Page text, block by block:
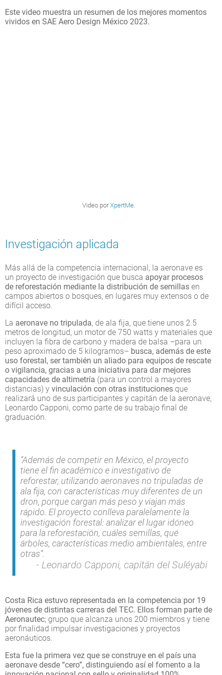
Este video muestra un resumen de los mejores momentos
vividos en SAE Aero Design México 2023.
Video porXpertMe.
Investigación aplicada
Más allá de la competencia internacional, la aeronave es
un proyecto de investigación que busca apoyar procesos
de reforestación mediante la distribución de semillas en
campos abiertos o bosques, en lugares muy extensos o de
difícil acceso.
La aeronave no tripulada, de ala fija, que tiene unos 2.5
metros de longitud, un motor de 750 watts y materiales que
incluyen la fibra de carbono y madera de balsa –para un
peso aproximado de 5 kilogramos– busca, además de este
uso forestal, ser también un aliado para equipos de rescate
o vigilancia, gracias a una iniciativa para dar mejores
capacidades de altimetría (para un control a mayores
distancias) y vinculación con otras instituciones que
realizará uno de sus participantes y capitán de la aeronave,
Leonardo Capponi, como parte de su trabajo final de
graduación.
“Además de competir en México, el proyecto
tiene el fin académico e investigativo de
reforestar, utilizando aeronaves no tripuladas de
ala fija, con características muy diferentes de un
dron, porque cargan más peso y viajan más
rápido. El proyecto conlleva paralelamente la
investigación forestal: analizar el lugar idóneo
para la reforestación, cuáles semillas, qué
árboles, características medio ambientales, entre
otras”.
Leonardo Capponi, capitán del Suléyabi
Costa Rica estuvo representada en la competencia por 19
jóvenes de distintas carreras del TEC. Ellos forman parte de
Aeronautec; grupo que alcanza unos 200 miembros y tiene
por finalidad impulsar investigaciones y proyectos
aeronáuticos.
Esta fue la primera vez que se construye en el país una
aeronave desde “cero”, distinguiendo así el fomento a la